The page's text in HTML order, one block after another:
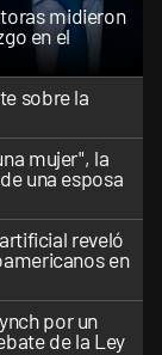
midieron
en el
sobre la
mujer", la
una esposa
reveló
en
por un
de la Ley